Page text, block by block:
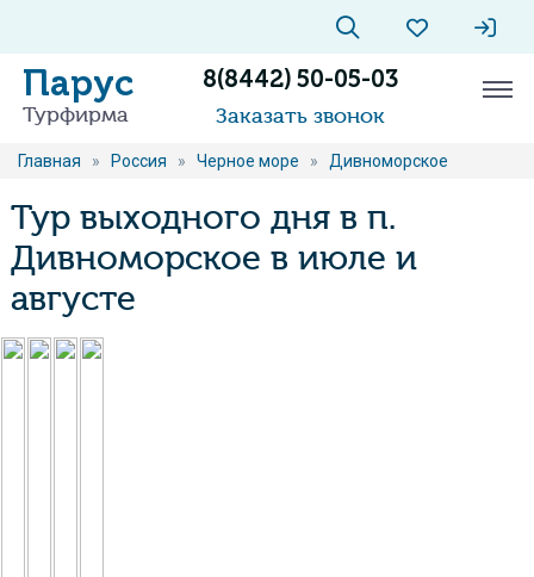
Парус
Турфирма
8(8442) 50-05-03
Заказать звонок
Главная » Россия » Черное море » Дивноморское
Тур выходного дня в п.
Дивноморское в июле и
августе